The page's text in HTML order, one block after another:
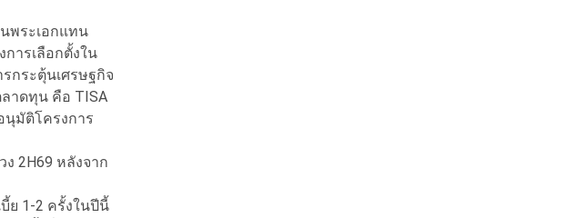
พระเอกแทน
ารเลือกตั้งใน
กระตุ้นเศรษฐกิจ
าดทุน คือ TISA
นุมัติโครงการ
2H69 หลังจาก
ย 1-2 ครั้งในปีนี้